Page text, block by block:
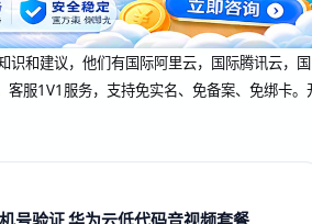
和建议，他们有国际阿里云，国际腾讯云，国
服1V1服务，支持免实名、免备案、免绑卡。